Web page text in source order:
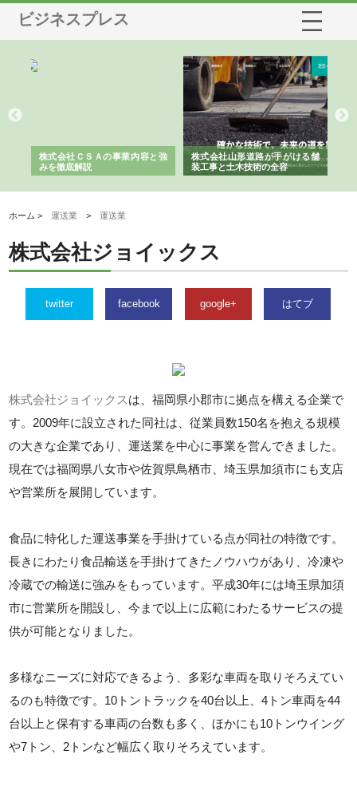
ビジネスプレス
株式会社ＣＳＡの事業内容と強
みを徹底解説
株式会社山形道路が手がける舗
装工事と土木技術の全容
ホーム >運送業 >運送業
株式会社ジョイックス
twitter facebook google+ はてブ
株式会社ジョイックス は、福岡県小郡市に拠点を構える企業で
す。2009年に設立された同社は、従業員数150名を抱える規模
の大きな企業であり、運送業を中心に事業を営んできました。
現在では福岡県八女市や佐賀県鳥栖市、埼玉県加須市にも支店
や営業所を展開しています。
食品に特化した運送事業を手掛けている点が同社の特徴です。
長きにわたり食品輸送を手掛けてきたノウハウがあり、冷凍や
冷蔵での輸送に強みをもっています。平成30年には埼玉県加須
市に営業所を開設し、今まで以上に広範にわたるサービスの提
供が可能となりました。
多様なニーズに対応できるよう、多彩な車両を取りそろえてい
るのも特徴です。10トントラックを40台以上、4トン車両を44
台以上と保有する車両の台数も多く、ほかにも10トンウイング
や7トン、2トンなど幅広く取りそろえています。